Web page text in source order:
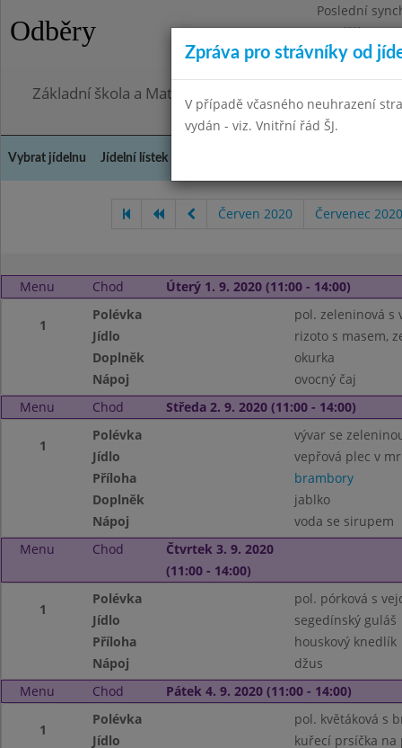
Odběry
Poslední
Pondělí
Omezení
Základní škola a Mateřská škola, Praha 4, Ohradní 49
Vybrat jídelnu Jídelní lístek
Červen 2020 Červenec 2020
Menu Chod Úterý 1. 9. 2020 (11:00 - 14:00)
1
Polévka
pol. zeleninová s
Jídlo
rizoto s masem,
Doplněk
okurka
Nápoj
ovocný čaj
Menu
Chod Středa 2. 9. 2020 (11:00 - 14:00)
1
Polévka
vývar se
Jídlo
vepřová plec v
Příloha
brambory
Doplněk
jablko
Nápoj
voda se sirupem
Menu
Chod
Čtvrtek 3. 9. 2020
(11:00 - 14:00)
1
Polévka
pol. pórková s
Jídlo
segedínský guláš
Příloha
houskový knedlík
Nápoj
džus
Menu
Chod Pátek 4. 9. 2020 (11:00 - 14:00)
1
Polévka
pol. květáková s
Jídlo
kuřecí prsíčka na
Zpráva pro strávníky od
V případě včasného neuhrazení
vydán - viz. Vnitřní řád ŠJ.